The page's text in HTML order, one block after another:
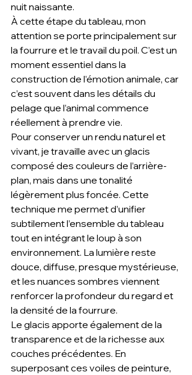
nuit naissante.
À cette étape du tableau, mon
attention se porte principalement sur
la fourrure et le travail du poil. C’est un
moment essentiel dans la
construction de l’émotion animale, car
c’est souvent dans les détails du
pelage que l’animal commence
réellement à prendre vie.
Pour conserver un rendu naturel et
vivant, je travaille avec un glacis
composé des couleurs de l’arrière-
plan, mais dans une tonalité
légèrement plus foncée. Cette
technique me permet d’unifier
subtilement l’ensemble du tableau
tout en intégrant le loup à son
environnement. La lumière reste
douce, diffuse, presque mystérieuse,
et les nuances sombres viennent
renforcer la profondeur du regard et
la densité de la fourrure.
Le glacis apporte également de la
transparence et de la richesse aux
couches précédentes. En
superposant ces voiles de peinture,